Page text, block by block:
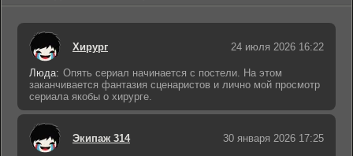
Хирург 24 июля 2026 16:22
Люда: Опять сериал начинается с постели. На этом
заканчивается фантазия сценаристов и лично мой просмотр
сериала якобы о хирурге.
Экипаж 314 30 января 2026 17:25